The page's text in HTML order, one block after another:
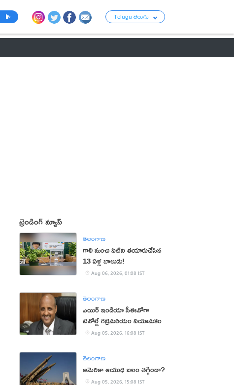
Telugu తెలుగు
ట్రెండింగ్ న్యూస్
తెలంగాణ
గాలి నుంచి నీటిని తయారుచేసిన
13 ఏళ్ల బాలుడు!
Aug 06, 2026, 01:08 IST
తెలంగాణ
ఎయిర్ ఇండియా సీఈవోగా
టెవోల్డే గెబ్రెమరియం నియామకం
Aug 05, 2026, 16:08 IST
తెలంగాణ
అమెరికా ఆయుధ బలం తగ్గిందా?
Aug 05, 2026, 15:08 IST